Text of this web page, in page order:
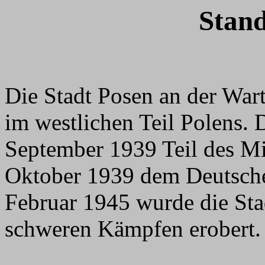
Die Stadt Posen an der
im westlichen Teil Polens.
September 1939 Teil des
Oktober 1939 dem
Februar 1945 wurde die
schweren Kämpfen erobert.